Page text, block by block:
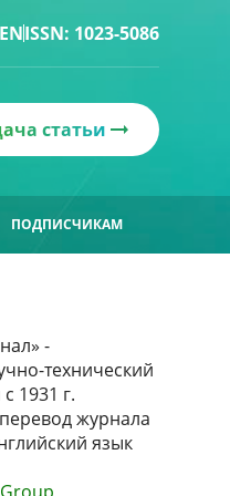
ENISSN: 1023-5086
статьи
ПОДПИСЧИКАМ
-
технический
1931 г.
журнала
язык